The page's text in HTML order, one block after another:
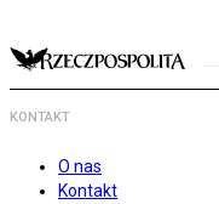
KONTAKT
O nas
Kontakt